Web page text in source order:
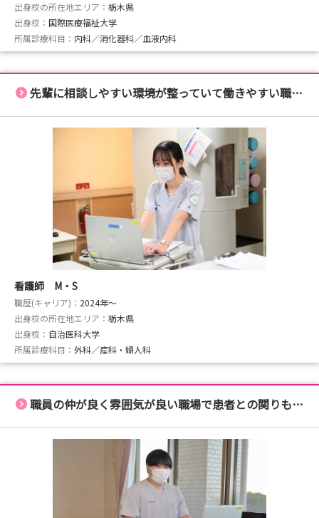
出身校の所在地エリア： 栃木県
出身校： 国際医療福祉大学
所属診療科目： 内科／消化器科／血液内科
先輩に相談しやすい環境が整っていて働きやすい職場です
看護師 M・S
職歴(キャリア)： 2024年〜
出身校の所在地エリア： 栃木県
出身校： 自治医科大学
所属診療科目： 外科／産科・婦人科
職員の仲が良く雰囲気が良い職場で患者との関りも充実しています